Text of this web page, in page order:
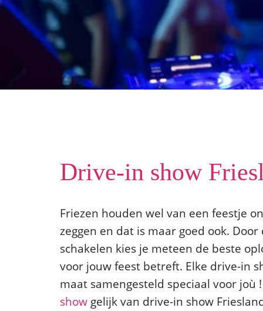
Drive-in show
Friezen houden wel van een feestje
zeggen en dat is maar goed ook.
schakelen kies je meteen de beste
voor jouw feest betreft. Elke drive-in
maat samengesteld speciaal voor joù
show gelijk van drive-in show